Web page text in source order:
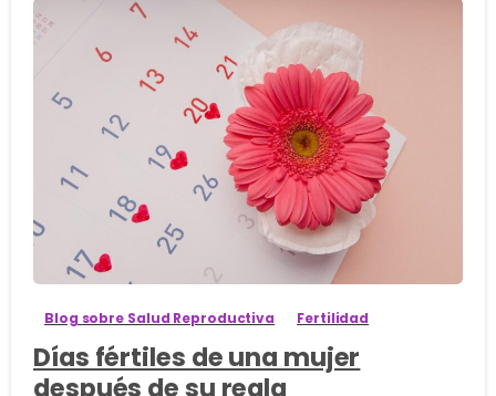
Blog sobre Salud Reproductiva Fertilidad
Días fértiles de una mujer
después de su regla